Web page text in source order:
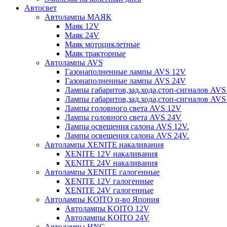
Автосвет
Автолампы МАЯК
Маяк 12V
Маяк 24V
Маяк мотоциклетные
Маяк тракторные
Автолампы AVS
Газонаполненные лампы AVS 12V
Газонаполненные лампы AVS 24V
Лампы габаритов,зад.хода,стоп-сигналов
Лампы габаритов,зад.хода,стоп-сигналов
Лампы головного света AVS 12V
Лампы головного света AVS 24V
Лампы освещения салона AVS 12V.
Лампы освещения салона AVS 24V.
Автолампы XENITE накаливания
XENITE 12V накаливания
XENITE 24V накаливания
Автолампы XENITE галогенные
XENITE 12V галогенные
XENITE 24V галогенные
Автолампы KOITO п-во Япония
Автолампы KOITO 12V
Автолампы KOITO 24V